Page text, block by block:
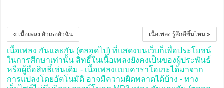
เนื้อเพลง รู้สึกดีขึ้นไหม »
« เนื้อเพลง ผัวเธอผัวฉัน
เนื้อเพลง กันและกัน (ตลอดไป) ที่แสดงบนเว็บก็เพื่อประโยชน์
ในการศึกษาเท่านั้น สิทธิ์ในเนื้อเพลงยังคงเป็นของผู้ประพันธ์
หรือผู้ถือสิทธิ์เช่นเดิม - เนื้อเพลงแบบคาราโอเกะได้มาจาก
การแปลงโดยอัตโนมัติ อาจมีความผิดพลาดได้บ้าง - ทาง